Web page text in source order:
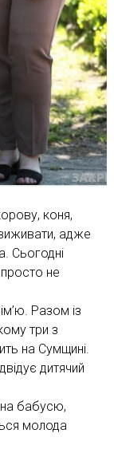
коня,
адже
Сьогодні
не
Разом із
три з
на Сумщині.
дитячий
бабусю,
молода